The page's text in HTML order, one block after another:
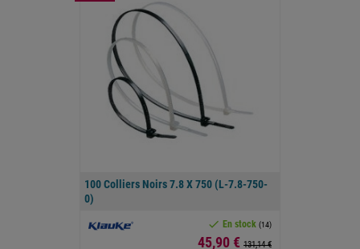
100 Colliers Noirs 7.8 X 750 (L-7.8-750-
0)
 En stock (14)
Prix
45,90 € 131,14 €